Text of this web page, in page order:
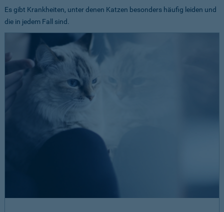
Es gibt Krankheiten, unter denen Katzen besonders häufig leiden und
die in jedem Fall sind.